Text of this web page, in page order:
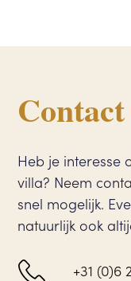
Heb je interesse
villa? Neem
snel mogelijk.
natuurlijk ook
+31 (0)6